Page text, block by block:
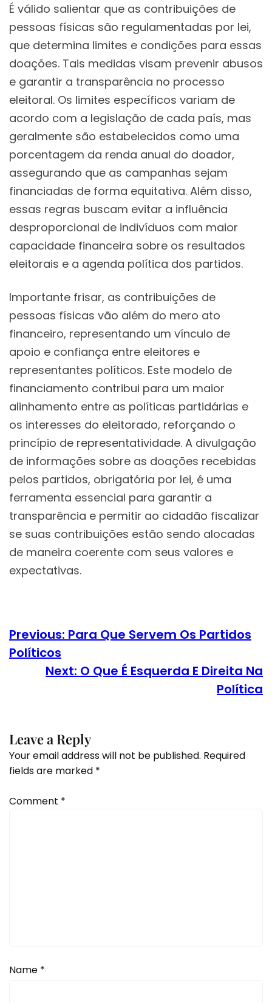
É válido salientar que as contribuições de
pessoas físicas são regulamentadas por lei,
que determina limites e condições para essas
doações. Tais medidas visam prevenir abusos
e garantir a transparência no processo
eleitoral. Os limites específicos variam de
acordo com a legislação de cada país, mas
geralmente são estabelecidos como uma
porcentagem da renda anual do doador,
assegurando que as campanhas sejam
financiadas de forma equitativa. Além disso,
essas regras buscam evitar a influência
desproporcional de indivíduos com maior
capacidade financeira sobre os resultados
eleitorais e a agenda política dos partidos.
Importante frisar, as contribuições de
pessoas físicas vão além do mero ato
financeiro, representando um vínculo de
apoio e confiança entre eleitores e
representantes políticos. Este modelo de
financiamento contribui para um maior
alinhamento entre as políticas partidárias e
os interesses do eleitorado, reforçando o
princípio de representatividade. A divulgação
de informações sobre as doações recebidas
pelos partidos, obrigatória por lei, é uma
ferramenta essencial para garantir a
transparência e permitir ao cidadão fiscalizar
se suas contribuições estão sendo alocadas
de maneira coerente com seus valores e
expectativas.
Previous: Para Que Servem Os Partidos
Políticos
Next: O Que É Esquerda E Direita Na
Política
Leave a Reply
Your email address will not be published. Required
fields are marked *
Comment *
Name *